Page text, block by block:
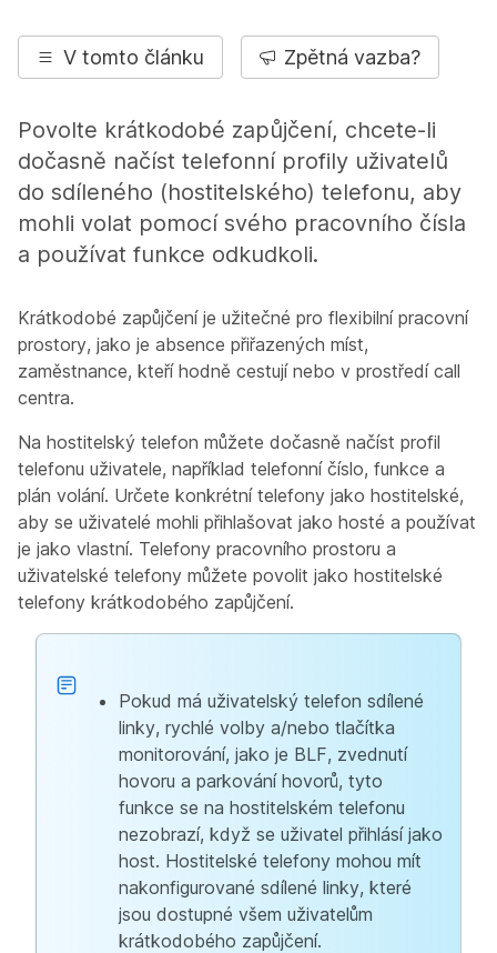
V tomto článku Zpětná vazba?
Povolte krátkodobé zapůjčení, chcete-li
dočasně načíst telefonní profily uživatelů
do sdíleného (hostitelského) telefonu, aby
mohli volat pomocí svého pracovního čísla
a používat funkce odkudkoli.
Krátkodobé zapůjčení je užitečné pro flexibilní pracovní
prostory, jako je absence přiřazených míst,
zaměstnance, kteří hodně cestují nebo v prostředí call
centra.
Na hostitelský telefon můžete dočasně načíst profil
telefonu uživatele, například telefonní číslo, funkce a
plán volání. Určete konkrétní telefony jako hostitelské,
aby se uživatelé mohli přihlašovat jako hosté a používat
je jako vlastní. Telefony pracovního prostoru a
uživatelské telefony můžete povolit jako hostitelské
telefony krátkodobého zapůjčení.
Pokud má uživatelský telefon sdílené
linky, rychlé volby a/nebo tlačítka
monitorování, jako je BLF, zvednutí
hovoru a parkování hovorů, tyto
funkce se na hostitelském telefonu
nezobrazí, když se uživatel přihlásí jako
host. Hostitelské telefony mohou mít
nakonfigurované sdílené linky, které
jsou dostupné všem uživatelům
krátkodobého zapůjčení.